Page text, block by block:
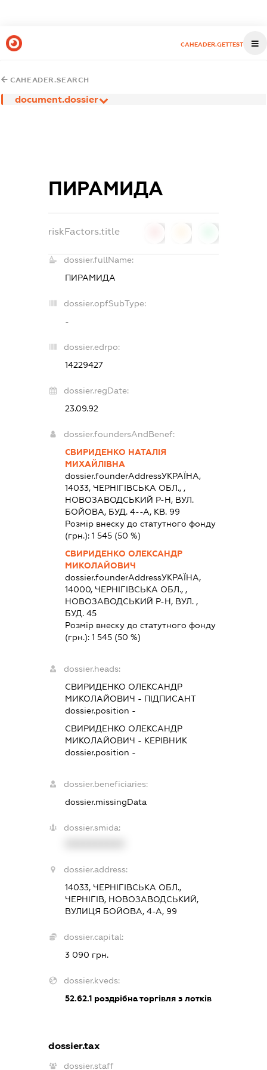
CAHEADER.GETTEST
CAHEADER.SEARCH
document.dossier
ПИРАМИДА
riskFactors.title
dossier.fullName:
ПИРАМИДА
dossier.opfSubType:
-
dossier.edrpo:
14229427
dossier.regDate:
23.09.92
dossier.foundersAndBenef:
СВИРИДЕНКО НАТАЛІЯ
МИХАЙЛІВНА
dossier.founderAddressУКРАЇНА,
14033, ЧЕРНIГIВСЬКА ОБЛ., ,
НОВОЗАВОДСЬКИЙ Р-Н, ВУЛ.
БОЙОВА, БУД. 4--А, КВ. 99
Розмір внеску до статутного фонду
(грн.): 1 545(50 %)
СВИРИДЕНКО ОЛЕКСАНДР
МИКОЛАЙОВИЧ
dossier.founderAddressУКРАЇНА,
14000, ЧЕРНIГIВСЬКА ОБЛ., ,
НОВОЗАВОДСЬКИЙ Р-Н, ВУЛ. ,
БУД. 45
Розмір внеску до статутного фонду
(грн.): 1 545(50 %)
dossier.heads:
СВИРИДЕНКО ОЛЕКСАНДР
МИКОЛАЙОВИЧ - ПІДПИСАНТ
dossier.position -
СВИРИДЕНКО ОЛЕКСАНДР
МИКОЛАЙОВИЧ - КЕРІВНИК
dossier.position -
dossier.beneficiaries:
dossier.missingData
dossier.smida:
dossier.address:
14033, ЧЕРНІГІВСЬКА ОБЛ.,
ЧЕРНІГІВ, НОВОЗАВОДСЬКИЙ,
ВУЛИЦЯ БОЙОВА, 4-А, 99
dossier.capital:
3 090 грн.
dossier.kveds:
52.62.1роздрібна торгівля з лотків
dossier.tax
dossier.staff